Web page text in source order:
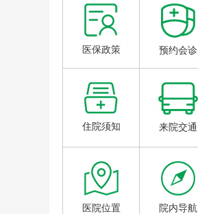
医保政策 预约会诊
住院须知 来院交通
医院位置 院内导航